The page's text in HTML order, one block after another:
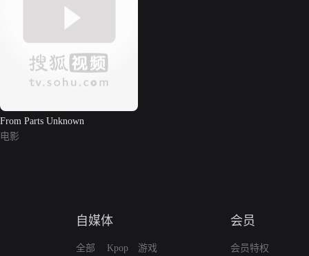
From Parts Unknown
电影
自媒体
全部
Kpop
游戏
会员
会员特权